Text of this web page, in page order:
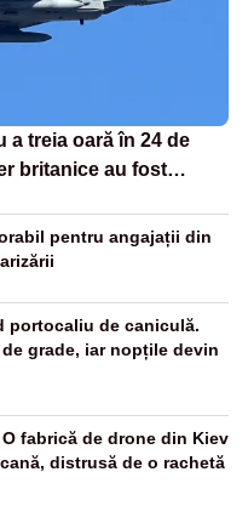
a treia oară în 24 de
britanice au fost
pentru angajații din
portocaliu de caniculă.
grade, iar nopțile devin
fabrică de drone din Kiev
distrusă de o rachetă